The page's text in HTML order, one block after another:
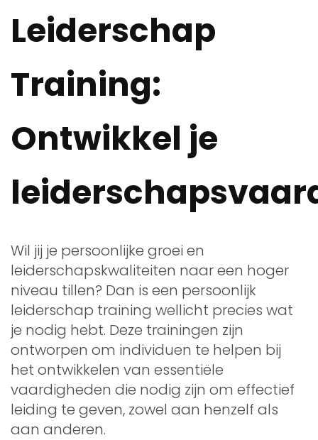
Leiderschap
Training:
Ontwikkel je
Wil jij je persoonlijke groei en
leiderschapskwaliteiten naar een hoger
niveau tillen? Dan is een persoonlijk
leiderschap training wellicht precies wat
je nodig hebt. Deze trainingen zijn
ontworpen om individuen te helpen bij
het ontwikkelen van essentiële
vaardigheden die nodig zijn om effectief
leiding te geven, zowel aan henzelf als
aan anderen.